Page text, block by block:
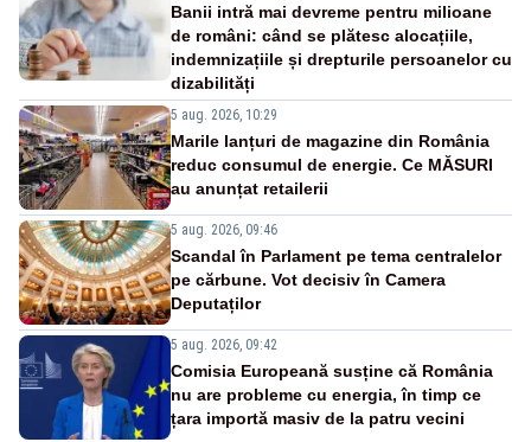
Banii intră mai devreme pentru milioane
de români: când se plătesc alocațiile,
indemnizațiile și drepturile persoanelor cu
dizabilități
5 aug. 2026, 10:29
Marile lanțuri de magazine din România
reduc consumul de energie. Ce MĂSURI
au anunțat retailerii
5 aug. 2026, 09:46
Scandal în Parlament pe tema centralelor
pe cărbune. Vot decisiv în Camera
Deputaților
5 aug. 2026, 09:42
Comisia Europeană susține că România
nu are probleme cu energia, în timp ce
țara importă masiv de la patru vecini